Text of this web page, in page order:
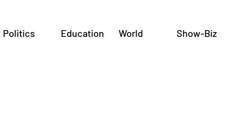
Politics Education World Show-Biz